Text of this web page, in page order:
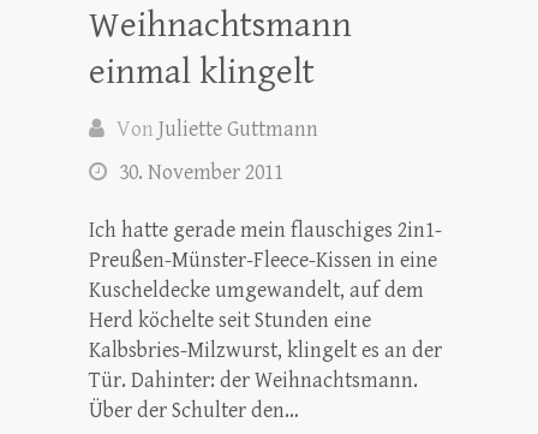
Weihnachtsmann
einmal klingelt
Von Juliette Guttmann
30. November 2011
Ich hatte gerade mein flauschiges 2in1-
Preußen-Münster-Fleece-Kissen in eine
Kuscheldecke umgewandelt, auf dem
Herd köchelte seit Stunden eine
Kalbsbries-Milzwurst, klingelt es an der
Tür. Dahinter: der Weihnachtsmann.
Über der Schulter den…